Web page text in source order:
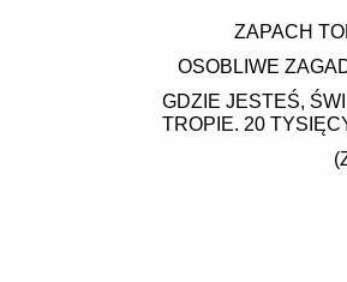
ZAPACH
OSOBLIWE
GDZIE JESTEŚ,
TROPIE. 20